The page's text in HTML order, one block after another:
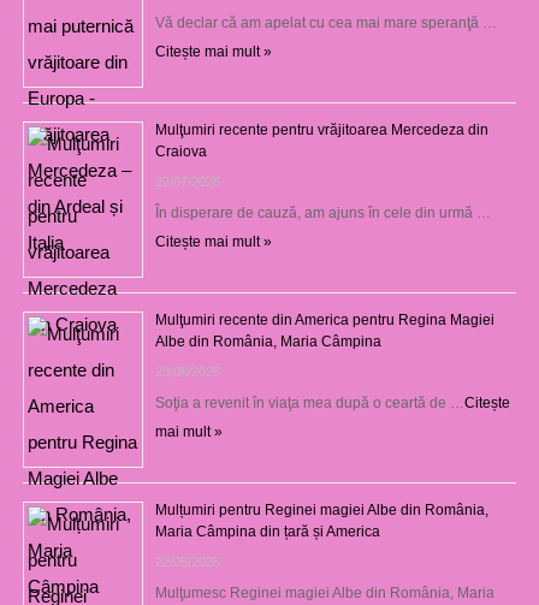
Vă declar că am apelat cu cea mai mare speranţă …
Citește mai mult »
Mulţumiri recente pentru vrăjitoarea Mercedeza din
Craiova
22/07/2026
În disperare de cauză, am ajuns în cele din urmă …
Citește mai mult »
Mulţumiri recente din America pentru Regina Magiei
Albe din România, Maria Câmpina
23/08/2025
Soţia a revenit în viaţa mea după o ceartă de … Citește
mai mult »
Mulțumiri pentru Reginei magiei Albe din România,
Maria Câmpina din țară și America
22/05/2025
Mulţumesc Reginei magiei Albe din România, Maria